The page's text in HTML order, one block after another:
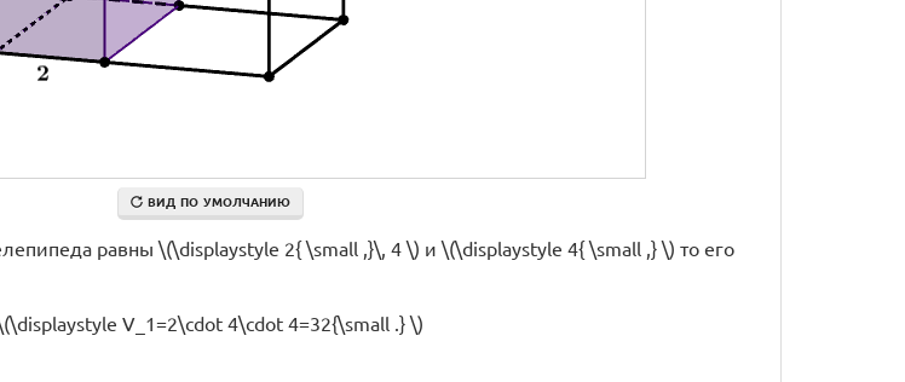
ВИД ПО УМОЛЧАНИЮ
равны \(\displaystyle 2{ \small ,}\, 4 \) и \(\displaystyle 4{ \small ,} \) то его
V_1=2\cdot 4\cdot 4=32{\small .} \)